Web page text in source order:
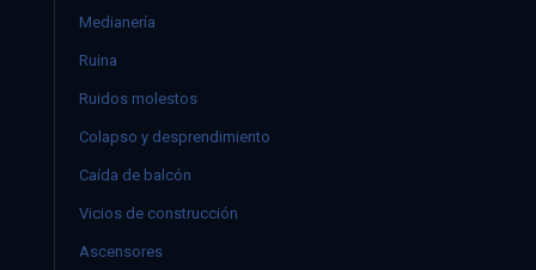
Medianería
Ruina
Ruidos molestos
Colapso y desprendimiento
Caída de balcón
Vicios de construcción
Ascensores